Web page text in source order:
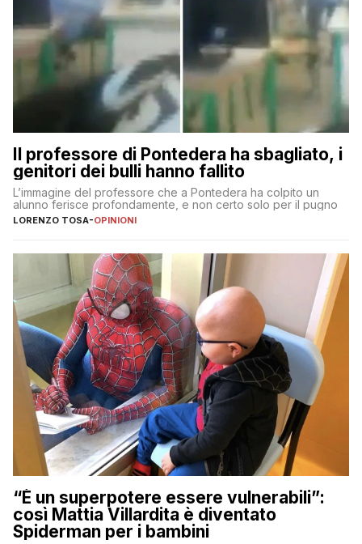
Il professore di Pontedera ha sbagliato, i
genitori dei bulli hanno fallito
L’immagine del professore che a Pontedera ha colpito un
alunno ferisce profondamente, e non certo solo per il pugno
LORENZO TOSA-OPINIONI
“È un superpotere essere vulnerabili”:
così Mattia Villardita è diventato
Spiderman per i bambini